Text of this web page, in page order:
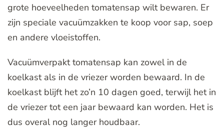
grote hoeveelheden tomatensap wilt bewaren. Er
zijn speciale vacuümzakken te koop voor sap, soep
en andere vloeistoffen.
Vacuümverpakt tomatensap kan zowel in de
koelkast als in de vriezer worden bewaard. In de
koelkast blijft het zo’n 10 dagen goed, terwijl het in
de vriezer tot een jaar bewaard kan worden. Het is
dus overal nog langer houdbaar.